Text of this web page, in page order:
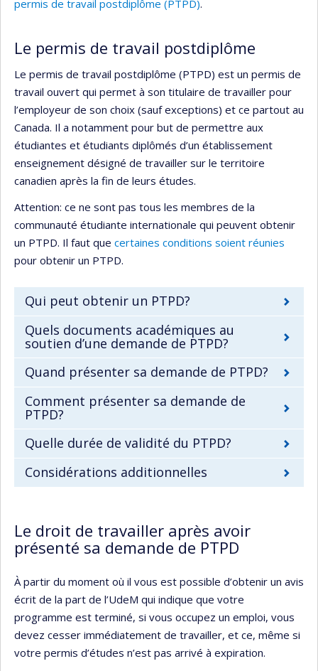
permis de travail postdiplôme (PTPD).
Le permis de travail postdiplôme
Le permis de travail postdiplôme (PTPD) est un permis de
travail ouvert qui permet à son titulaire de travailler pour
l’employeur de son choix (sauf exceptions) et ce partout au
Canada. Il a notamment pour but de permettre aux
étudiantes et étudiants diplômés d’un établissement
enseignement désigné de travailler sur le territoire
canadien après la fin de leurs études.
Attention: ce ne sont pas tous les membres de la
communauté étudiante internationale qui peuvent obtenir
un PTPD. Il faut que certaines conditions soient réunies
pour obtenir un PTPD.
Qui peut obtenir un PTPD?
Quels documents académiques au
soutien d’une demande de PTPD?
Quand présenter sa demande de PTPD?
Comment présenter sa demande de
PTPD?
Quelle durée de validité du PTPD?
Considérations additionnelles
Le droit de travailler après avoir
présenté sa demande de PTPD
À partir du moment où il vous est possible d’obtenir un avis
écrit de la part de l’UdeM qui indique que votre
programme est terminé, si vous occupez un emploi, vous
devez cesser immédiatement de travailler, et ce, même si
votre permis d’études n’est pas arrivé à expiration.